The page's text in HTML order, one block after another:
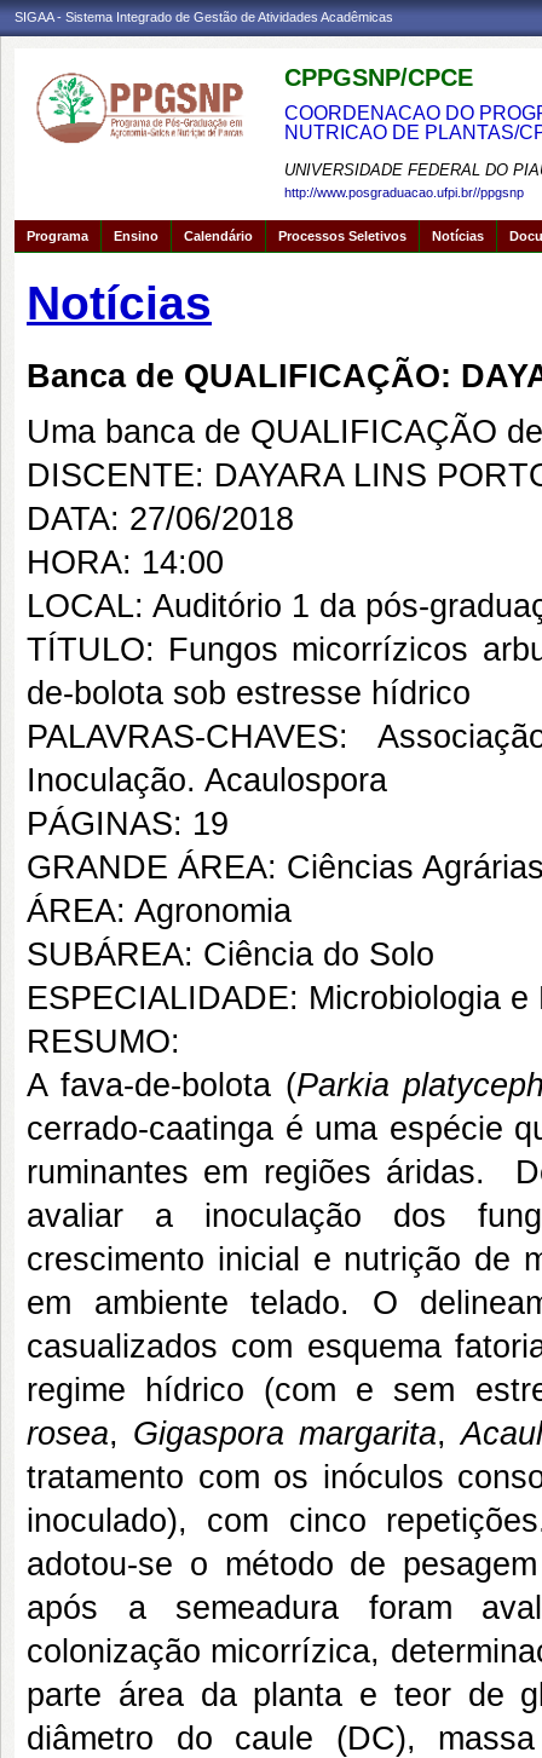
SIGAA - Sistema Integrado de Gestão de Atividades Acadêmicas
CPPGSNP/CPCE
COORDENACAO DO
NUTRICAO DE PLANTAS/
UNIVERSIDADE FEDERAL DO
http://www.posgraduacao.ufpi.br//ppgsnp
Programa Ensino Calendário Processos Seletivos Notícias
Notícias
Banca de QUALIFICAÇÃO:
Uma banca de QUALIFICAÇÃO
DISCENTE: DAYARA LINS
DATA: 27/06/2018
HORA: 14:00
LOCAL: Auditório 1 da pós-
TÍTULO: Fungos micorrízicos
de-bolota sob estresse hídrico
PALAVRAS-CHAVES:
Inoculação. Acaulospora
PÁGINAS: 19
GRANDE ÁREA: Ciências
ÁREA: Agronomia
SUBÁREA: Ciência do Solo
ESPECIALIDADE: Microbiologia
RESUMO:
A fava-de-bolota (Parkia
cerrado-caatinga é uma espécie
ruminantes em regiões áridas.
avaliar a inoculação dos
crescimento inicial e nutrição de
em ambiente telado. O
casualizados com esquema
regime hídrico (com e sem
rosea, Gigaspora margarita,
tratamento com os inóculos
inoculado), com cinco
adotou-se o método de
após a semeadura foram
colonização micorrízica,
parte área da planta e teor de
diâmetro do caule (DC),